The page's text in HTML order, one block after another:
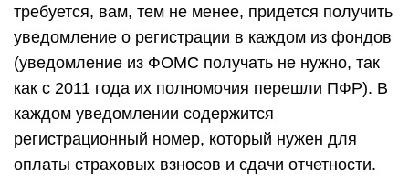
требуется, вам, тем не менее, придется получить
уведомление о регистрации в каждом из фондов
(уведомление из ФОМС получать не нужно, так
как с 2011 года их полномочия перешли ПФР). В
каждом уведомлении содержится
регистрационный номер, который нужен для
оплаты страховых взносов и сдачи отчетности.